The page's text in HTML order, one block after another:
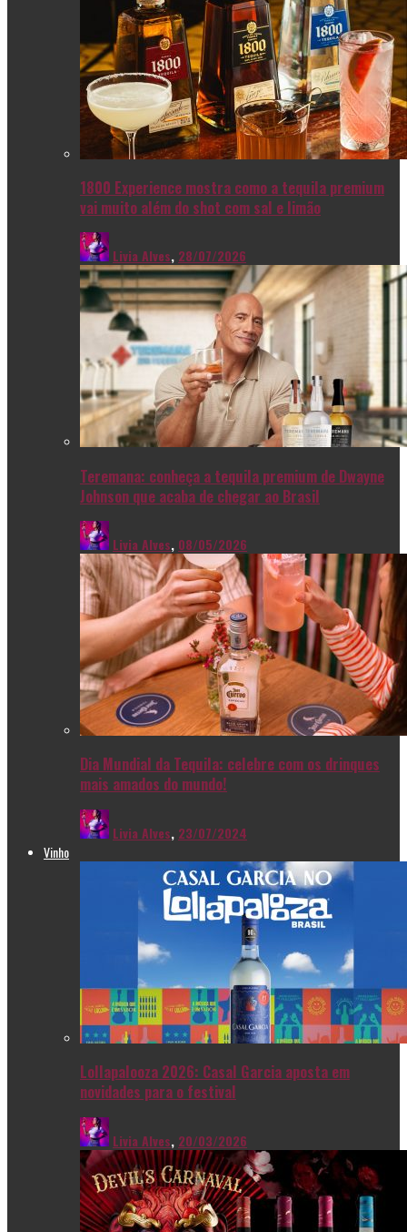
1800 Experience mostra como a tequila premium
vai muito além do shot com sal e limão
Livia Alves, 28/07/2026
Teremana: conheça a tequila premium de Dwayne
Johnson que acaba de chegar ao Brasil
Livia Alves, 08/05/2026
Dia Mundial da Tequila: celebre com os drinques
mais amados do mundo!
Livia Alves, 23/07/2024
Vinho
Lollapalooza 2026: Casal Garcia aposta em
novidades para o festival
Livia Alves, 20/03/2026